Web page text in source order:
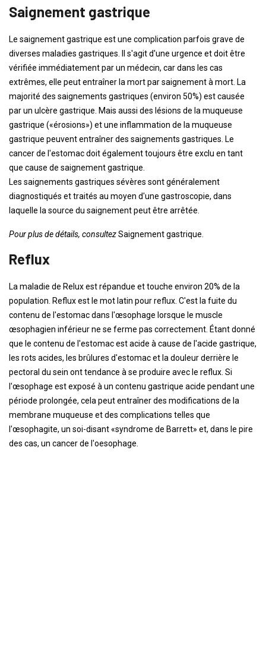
Saignement gastrique
Le saignement gastrique est une complication parfois grave de
diverses maladies gastriques. Il s'agit d'une urgence et doit être
vérifiée immédiatement par un médecin, car dans les cas
extrêmes, elle peut entraîner la mort par saignement à mort. La
majorité des saignements gastriques (environ 50%) est causée
par un ulcère gastrique. Mais aussi des lésions de la muqueuse
gastrique («érosions») et une inflammation de la muqueuse
gastrique peuvent entraîner des saignements gastriques. Le
cancer de l'estomac doit également toujours être exclu en tant
que cause de saignement gastrique.
Les saignements gastriques sévères sont généralement
diagnostiqués et traités au moyen d'une gastroscopie, dans
laquelle la source du saignement peut être arrêtée.
Pour plus de détails, consultezSaignement gastrique.
Reflux
La maladie de Relux est répandue et touche environ 20% de la
population. Reflux est le mot latin pour reflux. C'est la fuite du
contenu de l'estomac dans l'œsophage lorsque le muscle
œsophagien inférieur ne se ferme pas correctement. Étant donné
que le contenu de l'estomac est acide à cause de l'acide gastrique,
les rots acides, les brûlures d'estomac et la douleur derrière le
pectoral du sein ont tendance à se produire avec le reflux. Si
l'œsophage est exposé à un contenu gastrique acide pendant une
période prolongée, cela peut entraîner des modifications de la
membrane muqueuse et des complications telles que
l'œsophagite, un soi-disant «syndrome de Barrett» et, dans le pire
des cas, un cancer de l'oesophage.